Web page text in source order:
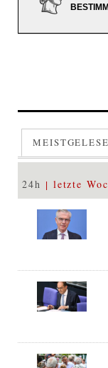
24h letzte